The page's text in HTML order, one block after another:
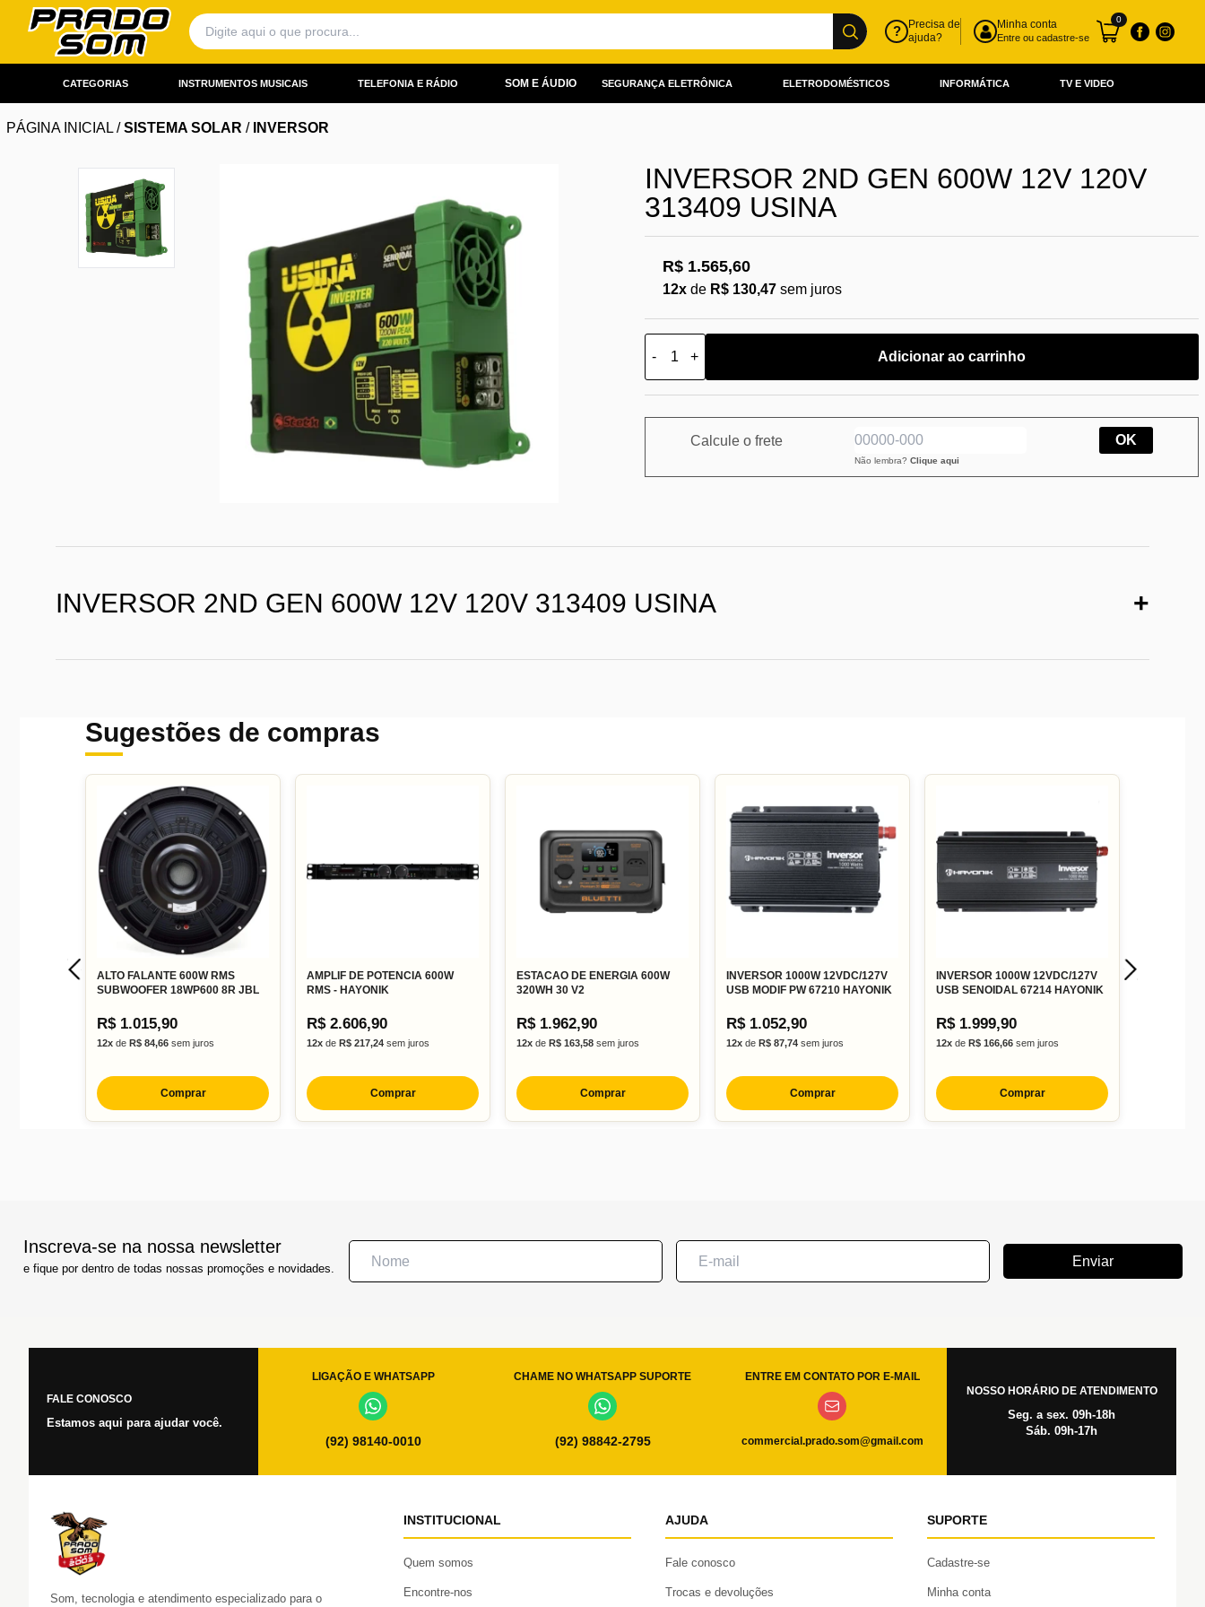
?
Precisa de
ajuda?
Minha conta
Entre ou cadastre-se
0
CATEGORIAS INSTRUMENTOS MUSICAIS TELEFONIA E RÁDIO SOM E ÁUDIO SEGURANÇA ELETRÔNICA ELETRODOMÉSTICOS INFORMÁTICA TV E VIDEO
PÁGINA INICIAL /SISTEMA SOLAR / INVERSOR
INVERSOR 2ND GEN 600W 12V 120V
313409 USINA
R$ 1.565,60
12xde R$ 130,47sem juros
- + Adicionar ao carrinho
Calcule o frete
Não lembra?Clique aqui
OK
INVERSOR 2ND GEN 600W 12V 120V 313409 USINA +
Sugestões de compras
ALTO FALANTE 600W RMS
SUBWOOFER 18WP600 8R JBL
R$ 1.015,90
12x de R$ 84,66 sem juros
Comprar
AMPLIF DE POTENCIA 600W
RMS - HAYONIK
R$ 2.606,90
12x de R$ 217,24 sem juros
Comprar
ESTACAO DE ENERGIA 600W
320WH 30 V2
R$ 1.962,90
12x de R$ 163,58 sem juros
Comprar
INVERSOR 1000W 12VDC/127V
USB MODIF PW 67210 HAYONIK
R$ 1.052,90
12x de R$ 87,74 sem juros
Comprar
INVERSOR 1000W 12VDC/127V
USB SENOIDAL 67214 HAYONIK
R$ 1.999,90
12x de R$ 166,66 sem juros
Comprar
Inscreva-se na nossa newsletter
e fique por dentro de todas nossas promoções e novidades. Enviar
FALE CONOSCO
Estamos aqui para ajudar você.
LIGAÇÃO E WHATSAPP
(92) 98140-0010
CHAME NO WHATSAPP SUPORTE
(92) 98842-2795
ENTRE EM CONTATO POR E-MAIL
commercial.prado.som@gmail.com
NOSSO HORÁRIO DE ATENDIMENTO
Seg. a sex. 09h-18h
Sáb. 09h-17h
Som, tecnologia e atendimento especializado para o
INSTITUCIONAL
Quem somos
Encontre-nos
AJUDA
Fale conosco
Trocas e devoluções
SUPORTE
Cadastre-se
Minha conta